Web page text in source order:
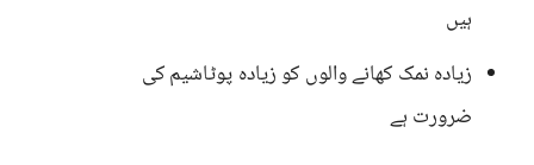
ہیں
زیادہ نمک کھانے والوں کو زیادہ پوٹاشیم کی
ضرورت ہے